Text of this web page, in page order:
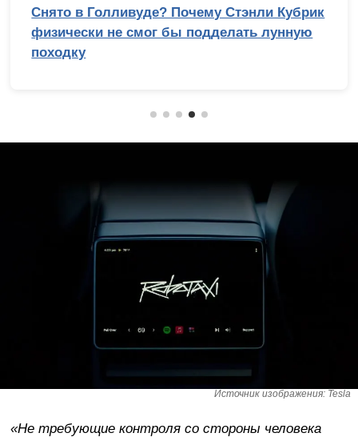
Снято в Голливуде? Почему Стэнли Кубрик
физически не смог бы подделать лунную
походку
Источник изображения: Tesla
«Не требующие контроля со стороны человека